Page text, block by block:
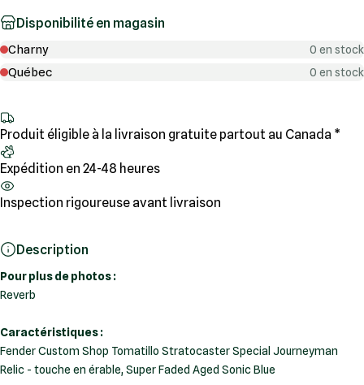
Disponibilité en magasin
Charny 0 en stock
Québec 0 en stock
Produit éligible à la livraison gratuite partout au Canada *
Expédition en 24-48 heures
Inspection rigoureuse avant livraison
Description
Pour plus de photos :
Reverb
Caractéristiques :
Fender Custom Shop Tomatillo Stratocaster Special Journeyman